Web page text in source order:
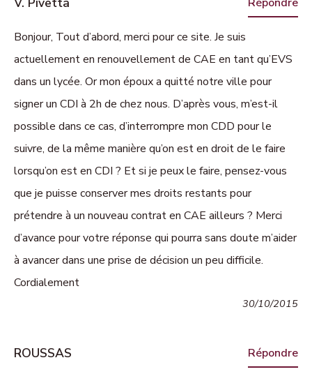
Bonjour, Tout d’abord, merci pour ce site. Je suis
actuellement en renouvellement de CAE en tant qu’EVS
dans un lycée. Or mon époux a quitté notre ville pour
signer un CDI à 2h de chez nous. D’après vous, m’est-il
possible dans ce cas, d’interrompre mon CDD pour le
suivre, de la même manière qu’on est en droit de le faire
lorsqu’on est en CDI ? Et si je peux le faire, pensez-vous
que je puisse conserver mes droits restants pour
prétendre à un nouveau contrat en CAE ailleurs ? Merci
d’avance pour votre réponse qui pourra sans doute m’aider
à avancer dans une prise de décision un peu difficile.
Cordialement
30/10/2015
ROUSSAS Répondre